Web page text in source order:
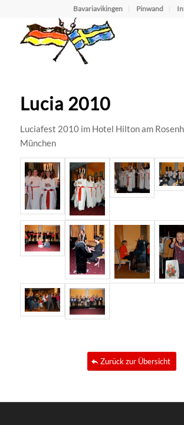
Bavariavikingen Pinwand
Lucia 2010
Luciafest 2010 im Hotel Hilton am
München
Zurück zur Übersicht